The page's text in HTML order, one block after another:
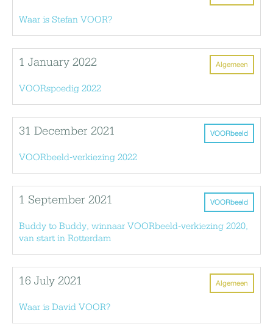
Waar is Stefan VOOR?
Algemeen
1 January 2022
VOORspoedig 2022
VOORbeeld
31 December 2021
VOORbeeld-verkiezing 2022
VOORbeeld
1 September 2021
Buddy to Buddy, winnaar VOORbeeld-verkiezing 2020,
van start in Rotterdam
Algemeen
16 July 2021
Waar is David VOOR?